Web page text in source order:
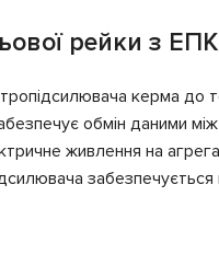
рейки з
керма до
обмін даними
живлення на